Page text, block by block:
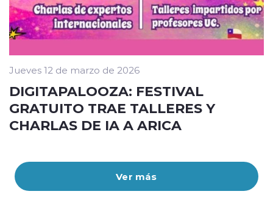
Ver más
Jueves 12 de marzo de 2026
DIGITAPALOOZA: FESTIVAL
GRATUITO TRAE TALLERES Y
CHARLAS DE IA A ARICA